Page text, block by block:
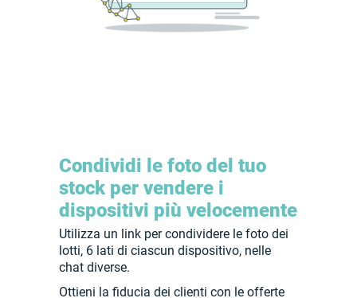
Condividi le foto del tuo
stock per vendere i
dispositivi più velocemente
Utilizza un link per condividere le foto dei
lotti, 6 lati di ciascun dispositivo, nelle
chat diverse.
Ottieni la fiducia dei clienti con le offerte